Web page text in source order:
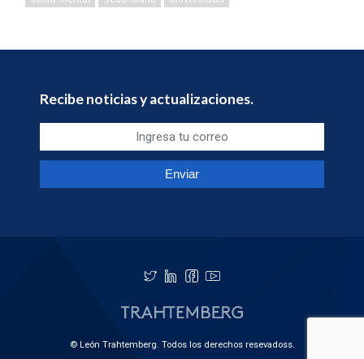
Recibe noticias y actualizaciones.
© León Trahtemberg. Todos los derechos resevadoss.